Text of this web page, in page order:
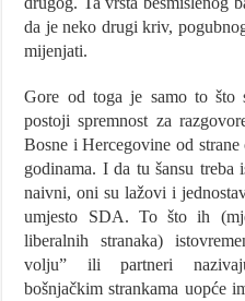
da je neko drugi kriv,
mijenjati.
Gore od toga je samo to što
postoji spremnost za
Bosne i Hercegovine od
godinama. I da tu šansu
naivni, oni su lažovi i
umjesto SDA. To što ih
liberalnih stranaka)
volju” ili partneri
bošnjačkim strankama uopće